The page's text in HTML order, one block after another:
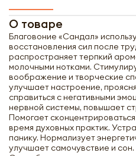
О товаре
Благовоние «Сандал»
восстановления сил после
распространяет терпкий
молочными нотками.
воображение и творческие
улучшает настроение,
справиться с негативными
нервной системы, повышает
Помогает
время духовных практик.
панику. Нормализует
улучшает самочувствие и сон.